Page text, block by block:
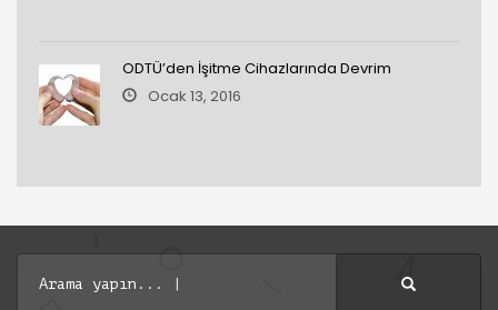
ODTÜ’den İşitme Cihazlarında Devrim
Ocak 13, 2016
Arama yapın...